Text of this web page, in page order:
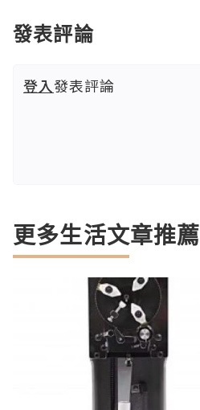
發表評論
登入發表評論
更多生活文章推薦